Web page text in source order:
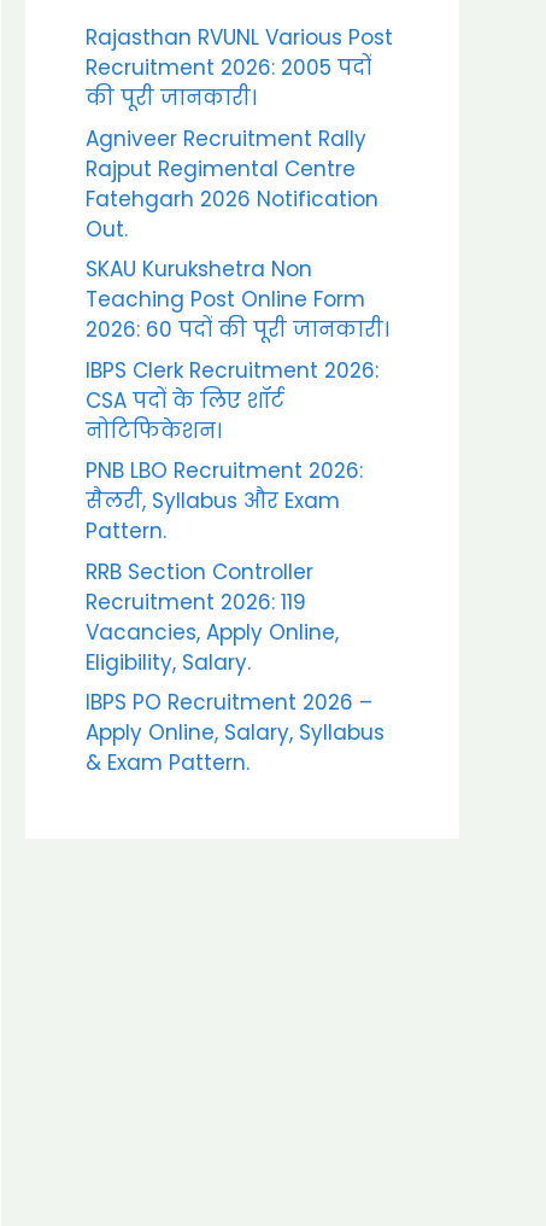
Rajasthan RVUNL Various Post
Recruitment 2026: 2005 पदों
की पूरी जानकारी।
Agniveer Recruitment Rally
Rajput Regimental Centre
Fatehgarh 2026 Notification
Out.
SKAU Kurukshetra Non
Teaching Post Online Form
2026: 60 पदों की पूरी जानकारी।
IBPS Clerk Recruitment 2026:
CSA पदों के लिए शॉर्ट
नोटिफिकेशन।
PNB LBO Recruitment 2026:
सैलरी, Syllabus और Exam
Pattern.
RRB Section Controller
Recruitment 2026: 119
Vacancies, Apply Online,
Eligibility, Salary.
IBPS PO Recruitment 2026 –
Apply Online, Salary, Syllabus
& Exam Pattern.